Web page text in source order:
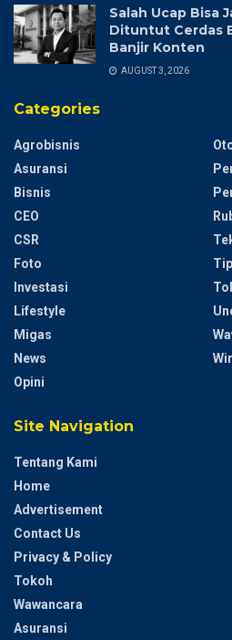
Salah Ucap Bisa
Dituntut Cerdas
Banjir Konten
AUGUST 3, 2026
Categories
Agrobisnis
Asuransi
Bisnis
CEO
CSR
Foto
Investasi
Lifestyle
Migas
News
Opini
Site Navigation
Tentang Kami
Home
Advertisement
Contact Us
Privacy & Policy
Tokoh
Wawancara
Asuransi